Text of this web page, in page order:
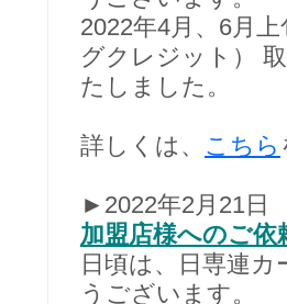
2022年4月、6月
グクレジット）
たしました。
詳しくは、 こちら
►2022年2月21日
加盟店様へのご依
日頃は、日専連
うございます。